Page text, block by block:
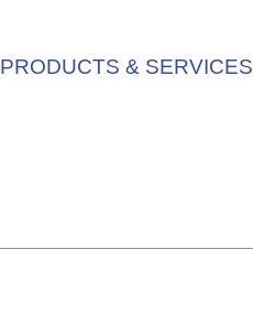
PRODUCTS & SERVICES